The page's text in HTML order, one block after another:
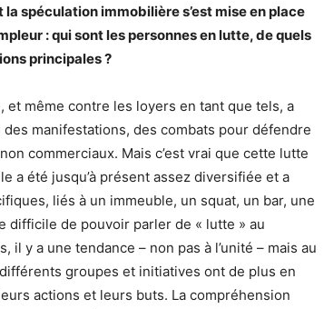
spéculation immobilière s’est mise en place
: qui sont les personnes en lutte, de quels
principales ?
même contre les loyers en tant que tels, a
manifestations, des combats pour défendre
commerciaux. Mais c’est vrai que cette lutte
a été jusqu’à présent assez diversifiée et a
liés à un immeuble, un squat, un bar, une
difficile de pouvoir parler de « lutte » au
y a une tendance – non pas à l’unité – mais au
groupes et initiatives ont de plus en
actions et leurs buts. La compréhension